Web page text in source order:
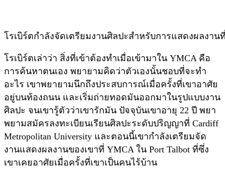
โรเบิร์ตกำลังจัดเตรียมงานศิลปะสำหรับการแสดงผลงาน
โรเบิร์ตเล่าว่า สิ่งที่เข้าต้องทำเมื่อเข้ามาใน YMCA คือ
การค้นหาตนเอง พยายามคิดว่าตัวเองนั้นชอบที่จะทำ
อะไร เขาพยายามนึกถึงประสบการณ์เมื่อครั้งที่เขาอาศัย
อยู่บนท้องถนน และเริ่มถ่ายทอดมันออกมาในรูปแบบงาน
ศิลปะ จนเขารู้ตัวว่าเขารักมัน ปัจจุบันเขาอายุ 22 ปี พยา
พยามสมัครลงทะเบียนเรียนศิลปะระดับปริญญาที่ Cardiff
Metropolitan University และตอนนี้เขากำลังเตรียมจัด
งานแสดงผลงานของเขาที่ YMCA ใน Port Talbot ที่ซึ่ง
เขาเคยอาศัยเมื่อครั้งที่เขาเป็นคนไร้บ้าน